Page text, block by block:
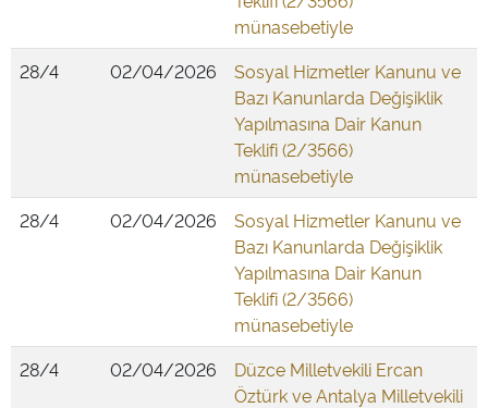
münasebetiyle
28/4
02/04/2026
Sosyal Hizmetler Kanunu ve
Bazı Kanunlarda Değişiklik
Yapılmasına Dair Kanun
Teklifi (2/3566)
münasebetiyle
28/4
02/04/2026
Sosyal Hizmetler Kanunu ve
Bazı Kanunlarda Değişiklik
Yapılmasına Dair Kanun
Teklifi (2/3566)
münasebetiyle
28/4
02/04/2026
Düzce Milletvekili Ercan
Öztürk ve Antalya Milletvekili